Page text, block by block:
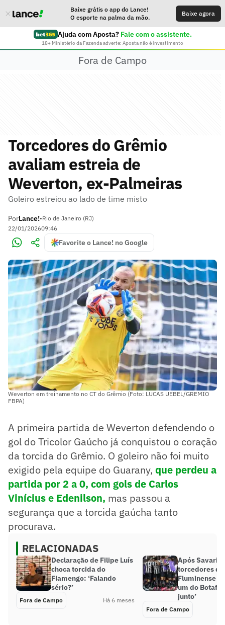
Baixe grátis o app do Lance!
O esporte na palma da mão.
Baixe agora
Ajuda com Aposta? Fale com o assistente.
18+ Ministério da Fazenda adverte: Aposta não é investimento
Fora de Campo
Torcedores do Grêmio
avaliam estreia de
Weverton, ex-Palmeiras
Goleiro estreiou ao lado de time misto
PorLance!•Rio de Janeiro (RJ)
22/01/202609:46
Favorite o Lance! no Google
Weverton em treinamento no CT do Grêmio (Foto: LUCAS UEBEL/GREMIO
FBPA)
A primeira partida de Weverton defendendo o
gol do Tricolor Gaúcho já conquistou o coração
da torcida do Grêmio. O goleiro não foi muito
exigido pela equipe do Guarany, que perdeu a
partida por 2 a 0, com gols de Carlos
Vinícius e Edenilson, mas passou a
segurança que a torcida gaúcha tanto
procurava.
RELACIONADAS
Declaração de Filipe Luís
choca torcida do
Flamengo: ‘Falando
sério?’
Fora de Campo Há 6 meses
Após
torcedores do
Fluminense
um do
junto’
Fora de Campo